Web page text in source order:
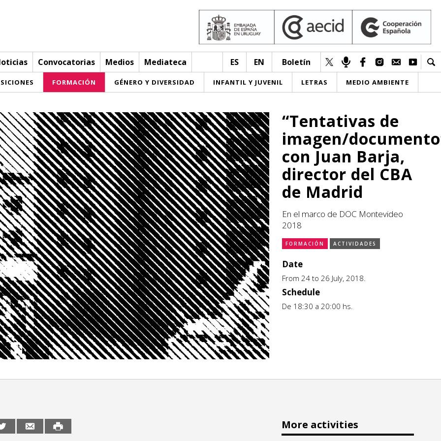
Convocatorias Medios Mediateca ES EN Boletín
FORMACIÓN GÉNERO Y DIVERSIDAD INFANTIL Y JUVENIL LETRAS MEDIO AMBIENTE
“Tentativas de
imagen/
con Juan Barja,
director del CBA
de Madrid
En el marco de DOC Montevideo
2018
FORMACIÓN ACTIVIDADES
Date
From 24 to 26 July, 2018.
Schedule
De 18:30 a 20:00 hs.
More activities